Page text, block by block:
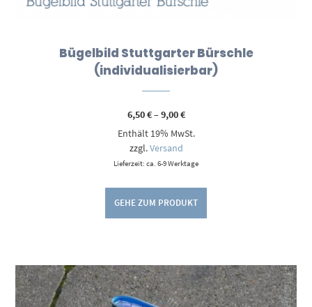
Bügelbild Stuttgarter Bürschle
(individualisierbar)
6,50€–9,00€Preisspanne:
bis
Enthält 19% MwSt.
zzgl.Versand
Lieferzeit: ca. 6-9 Werktage
GEHE ZUM PRODUKT